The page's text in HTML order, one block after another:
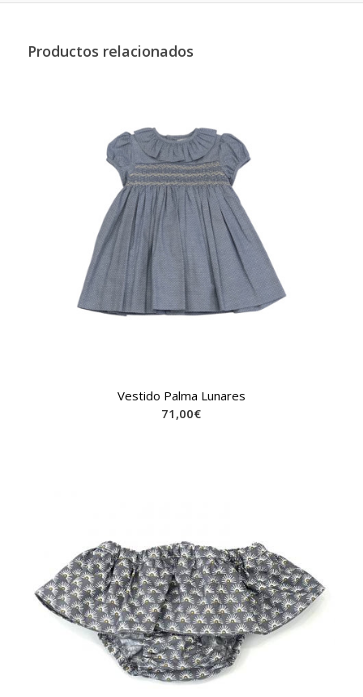
Productos relacionados
Vestido Palma Lunares
71,00€